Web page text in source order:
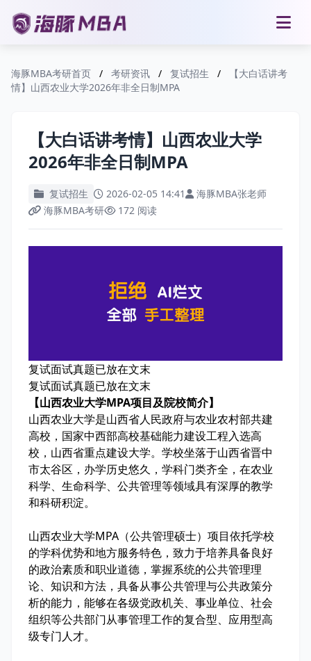
海豚MBA考研首页 / 考研资讯 / 复试招生 /
【大白话讲考
情】山西农业大学2026年非全日制MPA
【大白话讲考情】山西农业大学
2026年非全日制MPA
复试招生 2026-02-05 14:41
海豚MBA张老师
海豚MBA考研
172 阅读
复试面试真题已放在文末
复试面试真题已放在文末
【山西农业大学MPA项目及院校简介】
山西农业大学是山西省人民政府与农业农村部共建
高校，国家中西部高校基础能力建设工程入选高
校，山西省重点建设大学。学校坐落于山西省晋中
市太谷区，办学历史悠久，学科门类齐全，在农业
科学、生命科学、公共管理等领域具有深厚的教学
和科研积淀。
山西农业大学MPA（公共管理硕士）项目依托学校
的学科优势和地方服务特色，致力于培养具备良好
的政治素质和职业道德，掌握系统的公共管理理
论、知识和方法，具备从事公共管理与公共政策分
析的能力，能够在各级党政机关、事业单位、社会
组织等公共部门从事管理工作的复合型、应用型高
级专门人才。